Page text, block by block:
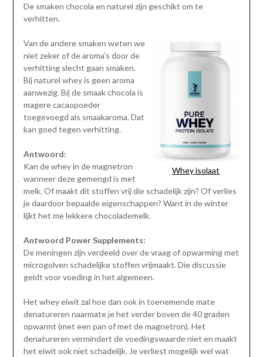
De smaken chocola en naturel zijn geschikt om te
verhitten.
Whey isolaat
Van de andere smaken weten we
niet zeker of de aroma’s door de
verhitting slecht gaan smaken.
Bij naturel whey is geen aroma
aanwezig. Bij de smaak chocola is
magere cacaopoeder
toegevoegd als smaakaroma. Dat
kan goed tegen verhitting.
Antwoord:
Kan de whey in de magnetron
wanneer deze gemengd is met
melk. Of maakt dit stoffen vrij die schadelijk zijn? Of verlies
je daardoor bepaalde eigenschappen? Want in de winter
lijkt het me lekkere chocolademelk.
Antwoord Power Supplements:
De meningen zijn verdeeld over de vraag of opwarming met
microgolven schadelijke stoffen vrijmaakt. Die discussie
geldt voor voeding in het algemeen.
Het whey eiwit zal hoe dan ook in toenemende mate
denatureren naarmate je het verder boven de 40 graden
opwarmt (met een pan of met de magnetron). Het
denatureren vermindert de voedingswaarde niet en maakt
het eiwit ook niet schadelijk. Je verliest mogelijk wel wat